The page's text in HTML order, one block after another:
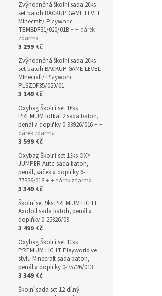
Zvýhodněná školní sada 20ks
set batoh BACKUP GAME LEVEL
MInecraft/ Playworld
TEMBDF31/020/01B+ + dárek
zdarma
3 299 Kč
Zvýhodněná školní sada 20ks
set batoh BACKUP GAME LEVEL
MInecraft/ Playworld
PLSZDF35/020/01
3 149 Kč
Oxybag Školní set 16ks
PREMIUM fotbal 2 sada batoh,
penál a doplňky 0-98926/016+ +
dárek zdarma
3 599 Kč
Oxybag Školní set 13ks OXY
JUMPER Auto sada batoh,
penál, sáček a doplňky 6-
77326/013+ + dárek zdarma
3 349 Kč
Školní set 9ks PREMIUM LIGHT
Axolotl sada batoh, penál a
doplňky 0-25826/09
3 499 Kč
Oxybag Školní set 13ks
PREMIUM LIGHT Playworld ve
stylu Minecraft sada batoh,
penál a doplňky 0-75726/013
3 349 Kč
Školní sada set 12-dílný